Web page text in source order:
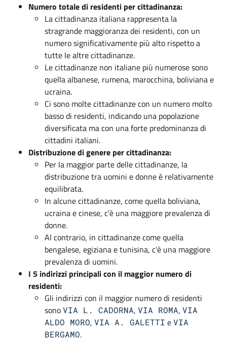
Numero totale di residenti per cittadinanza:
La cittadinanza italiana rappresenta la
stragrande maggioranza dei residenti, con un
numero significativamente più alto rispetto a
tutte le altre cittadinanze.
Le cittadinanze non italiane più numerose sono
quella albanese, rumena, marocchina, boliviana e
ucraina.
Ci sono molte cittadinanze con un numero molto
basso di residenti, indicando una popolazione
diversificata ma con una forte predominanza di
cittadini italiani.
Distribuzione di genere per cittadinanza:
Per la maggior parte delle cittadinanze, la
distribuzione tra uomini e donne è relativamente
equilibrata.
In alcune cittadinanze, come quella boliviana,
ucraina e cinese, c'è una maggiore prevalenza di
donne.
Al contrario, in cittadinanze come quella
bengalese, egiziana e tunisina, c'è una maggiore
prevalenza di uomini.
I 5 indirizzi principali con il maggior numero di
residenti:
Gli indirizzi con il maggior numero di residenti
sonoVIA L. CADORNA, VIA ROMA, VIA
ALDO MORO, VIA A. GALETTI eVIA
BERGAMO.